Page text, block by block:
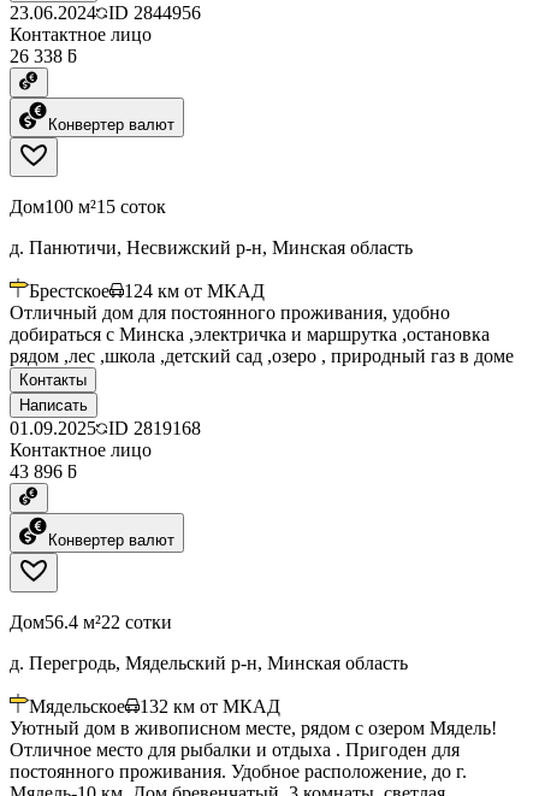
23.06.2024 ID 2844956
Контактное лицо
26 338 ƃ
Конвертер валют
Дом100 м²15 соток
д. Панютичи, Несвижский р-н, Минская область
Брестское 124 км от МКАД
Отличный дом для постоянного проживания, удобно
добираться с Минска ,электричка и маршрутка ,остановка
рядом ,лес ,школа ,детский сад ,озеро , природный газ в доме
Контакты
Написать
01.09.2025 ID 2819168
Контактное лицо
43 896 ƃ
Конвертер валют
Дом56.4 м²22 сотки
д. Перегродь, Мядельский р-н, Минская область
Мядельское 132 км от МКАД
Уютный дом в живописном месте, рядом с озером Мядель!
Отличное место для рыбалки и отдыха . Пригоден для
постоянного проживания. Удобное расположение, до г.